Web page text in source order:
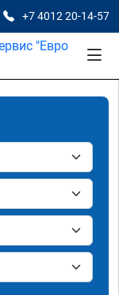
+7 4012 20-14-57